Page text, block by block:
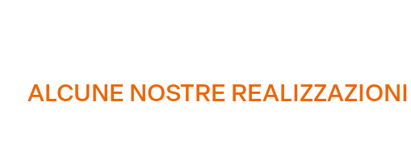
ALCUNE NOSTRE REALIZZAZIONI